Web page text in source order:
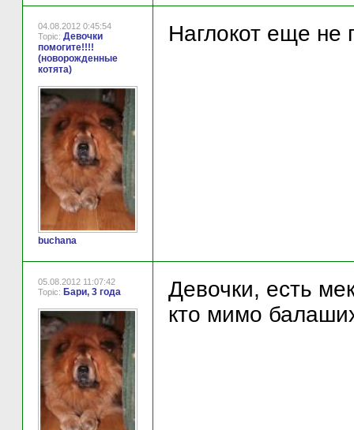
04.08.2012 0:45:54
Topic: Девочки
помогите!!!!
(новорожденные
котята)
buchana
Наглокот еще не
05.08.2012 11:07:42
Topic: Бари, 3 года
Девочки, есть
кто мимо